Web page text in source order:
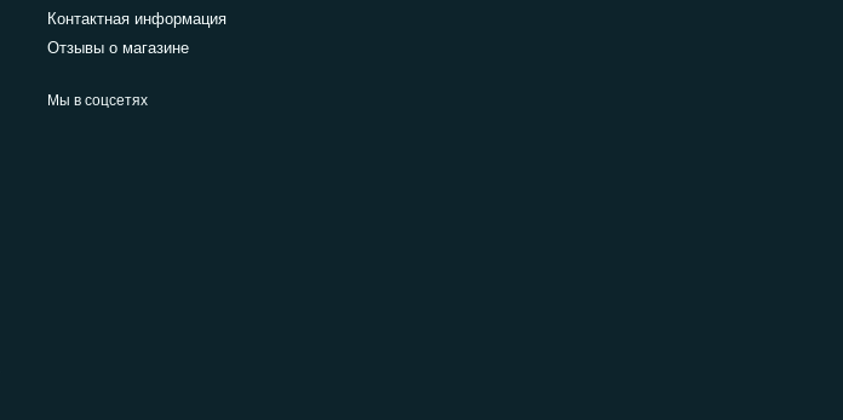
Контактная информация
Отзывы о магазине
Мы в соцсетях